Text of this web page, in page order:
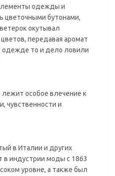
одежды и
цветочными бутонами,
окутывал
передавая аромат
одежде то и дело ловили
лежит особое влечение к
чувственности и
в Италии и других
в индустрии моды с 1863
уровне, а также был